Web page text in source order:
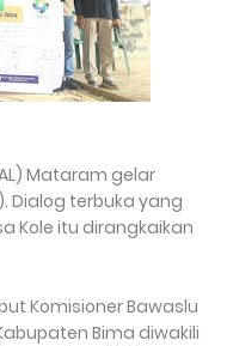
Mataram gelar
Dialog terbuka yang
Kole itu dirangkaikan
Komisioner Bawaslu
Bima diwakili